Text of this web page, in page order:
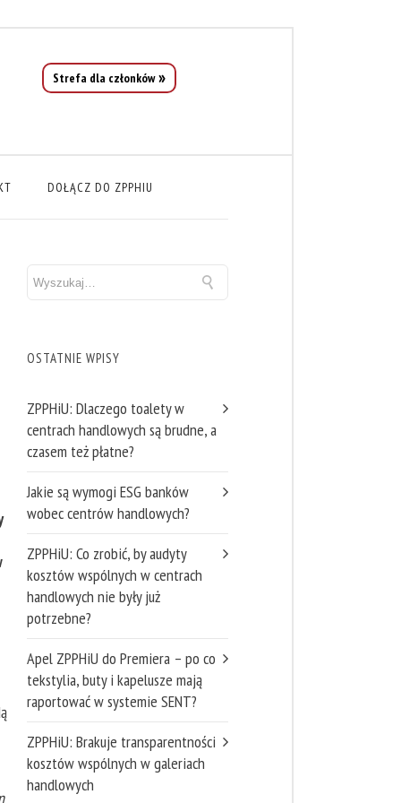
Strefa dla członków
DOŁĄCZ DO ZPPHIU
OSTATNIE WPISY
ZPPHiU: Dlaczego toalety w
centrach handlowych są brudne, a
czasem też płatne?
Jakie są wymogi ESG banków
wobec centrów handlowych?
ZPPHiU: Co zrobić, by audyty
kosztów wspólnych w centrach
handlowych nie były już
potrzebne?
Apel ZPPHiU do Premiera – po co
tekstylia, buty i kapelusze mają
raportować w systemie SENT?
ZPPHiU: Brakuje transparentności
kosztów wspólnych w galeriach
handlowych